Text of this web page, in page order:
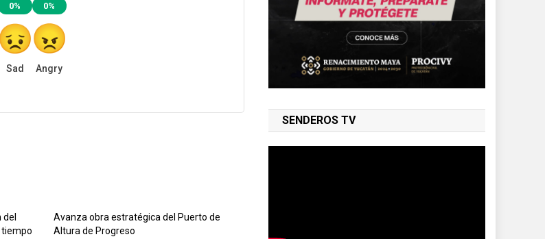
0%
Sad
0%
Angry
tiempo
Avanza obra estratégica del Puerto de
Altura de Progreso
SENDEROS TV